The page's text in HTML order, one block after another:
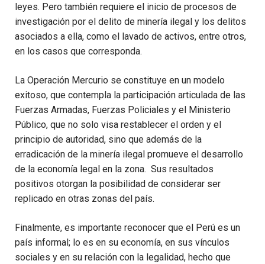
leyes. Pero también requiere el inicio de procesos de
investigación por el delito de minería ilegal y los delitos
asociados a ella, como el lavado de activos, entre otros,
en los casos que corresponda.
La Operación Mercurio se constituye en un modelo
exitoso, que contempla la participación articulada de las
Fuerzas Armadas, Fuerzas Policiales y el Ministerio
Público, que no solo visa restablecer el orden y el
principio de autoridad, sino que además de la
erradicación de la minería ilegal promueve el desarrollo
de la economía legal en la zona. Sus resultados
positivos otorgan la posibilidad de considerar ser
replicado en otras zonas del país.
Finalmente, es importante reconocer que el Perú es un
país informal; lo es en su economía, en sus vínculos
sociales y en su relación con la legalidad, hecho que